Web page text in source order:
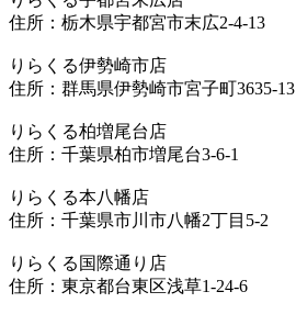
住所：栃木県宇都宮市末広2-4-13
りらくる伊勢崎市店
住所：群馬県伊勢崎市宮子町3635-13
りらくる柏増尾台店
住所：千葉県柏市増尾台3-6-1
りらくる本八幡店
住所：千葉県市川市八幡2丁目5-2
りらくる国際通り店
住所：東京都台東区浅草1-24-6